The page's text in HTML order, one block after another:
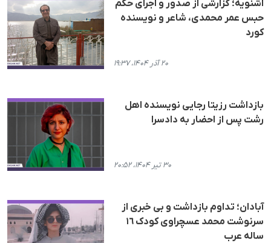
اشنویە؛ گزارشی از صدور و اجرای حکم
حبس عمر محمدی، شاعر و نویسنده
کورد
۲۰ آذر ۱۴۰۴، ۱۹:۳۷
بازداشت رزیتا رجایی نویسندە اهل
رشت پس از احضار به دادسرا
۳۰ تیر ۱۴۰۴، ۲۰:۵۲
آبادان؛ تداوم بازداشت و بی خبری از
سرنوشت محمد عسچراوی کودک ١٦
سالە عرب